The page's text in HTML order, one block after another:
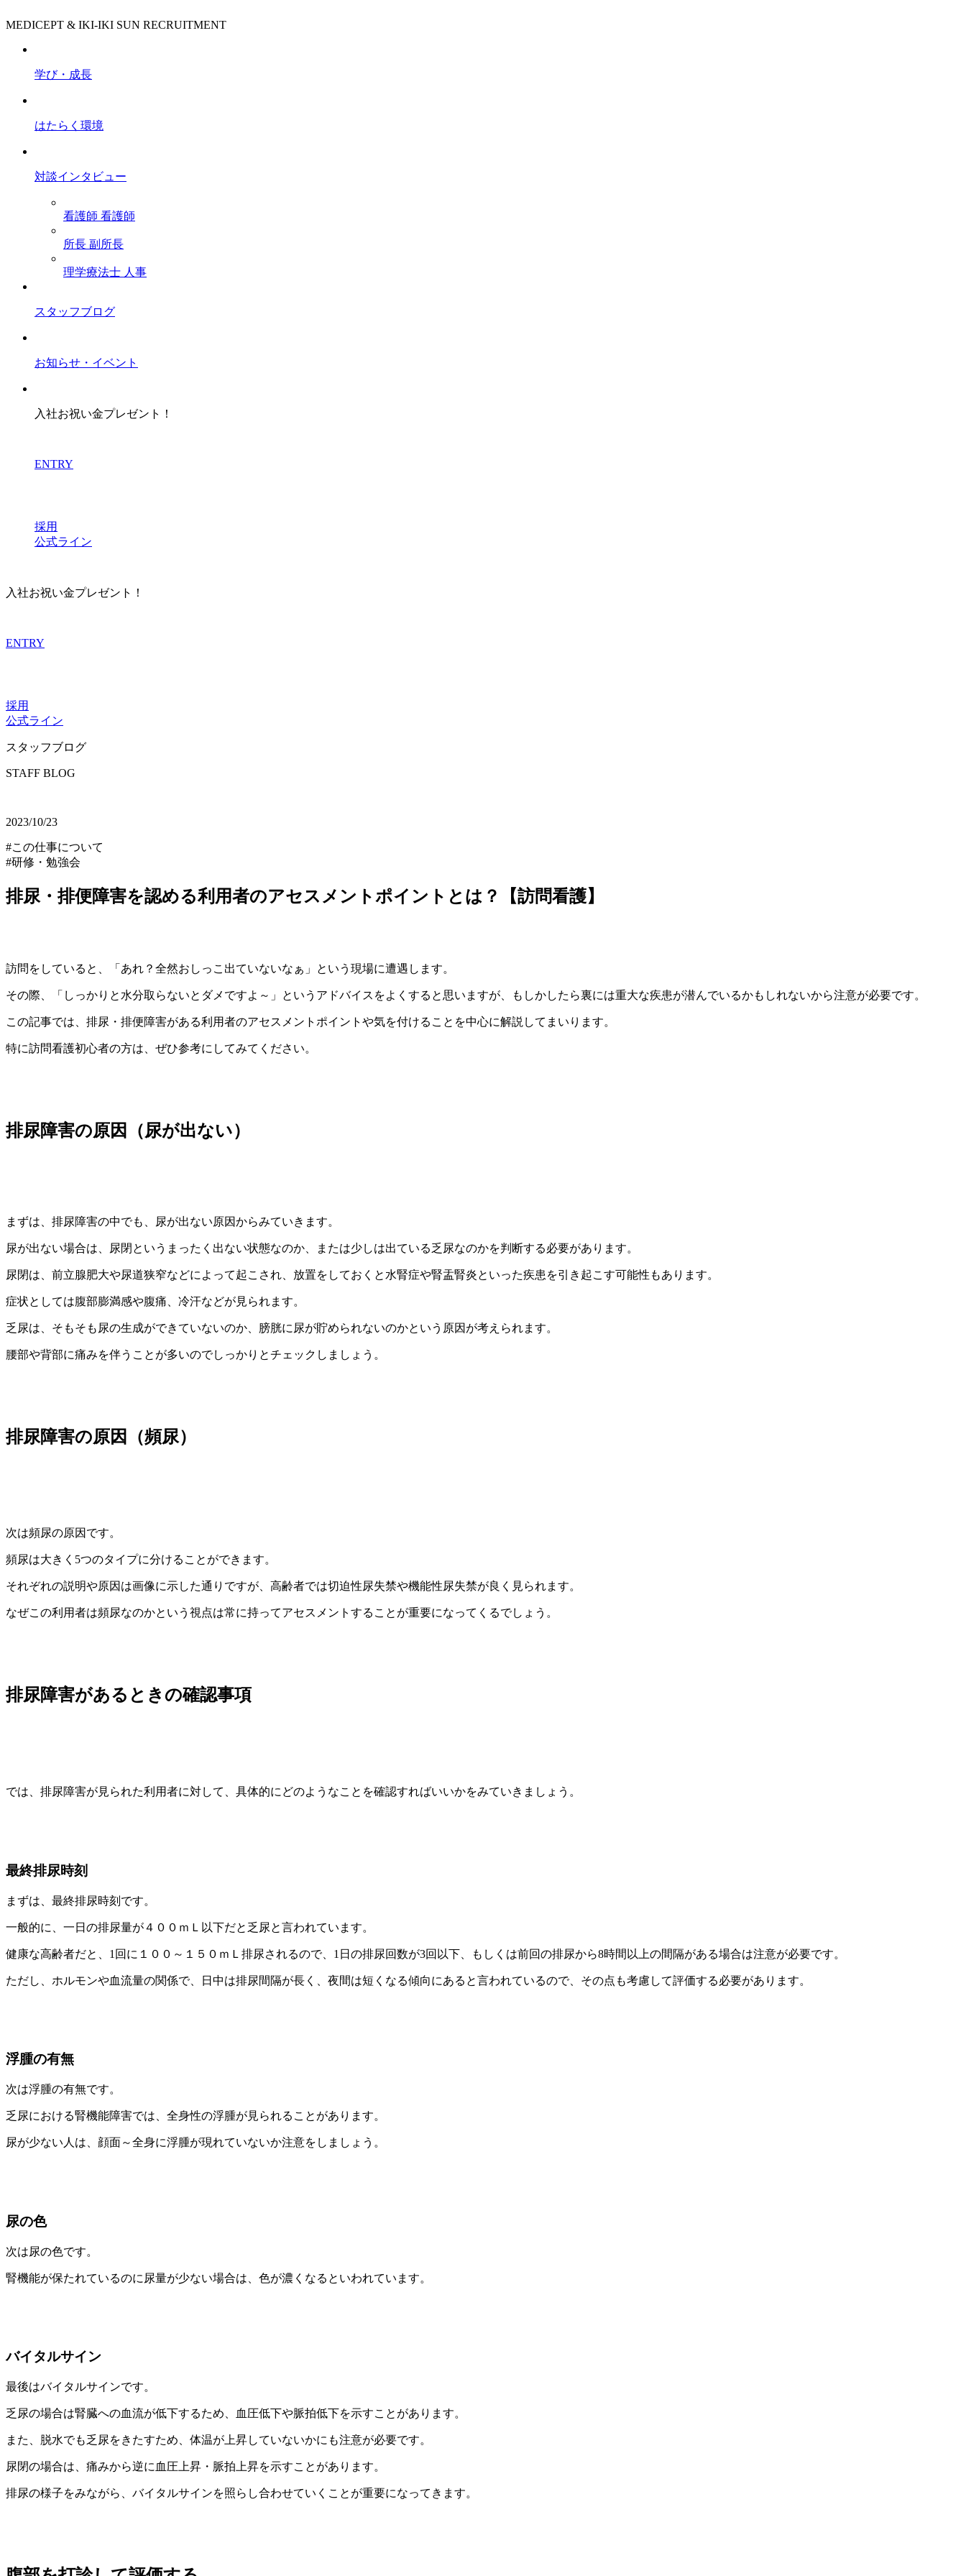
MEDICEPT & IKI-IKI SUN RECRUITMENT
学び・成長
はたらく環境
対談インタビュー
看護師 看護師
所長 副所長
理学療法士 人事
スタッフブログ
お知らせ・イベント
入社お祝い金プレゼント！
ENTRY
採用
公式ライン
入社お祝い金プレゼント！
ENTRY
採用
公式ライン
スタッフブログ
STAFF BLOG
2023/10/23
#この仕事について
#研修・勉強会
排尿・排便障害を認める利用者のアセスメントポイントとは？【訪問看護】
訪問をしていると、「あれ？全然おしっこ出ていないなぁ」という現場に遭遇します。
その際、「しっかりと水分取らないとダメですよ～」というアドバイスをよくすると思いますが、もしかしたら裏には重大な疾患が潜んでいるかもしれないから注意が必要です。
この記事では、排尿・排便障害がある利用者のアセスメントポイントや気を付けることを中心に解説してまいります。
特に訪問看護初心者の方は、ぜひ参考にしてみてください。
排尿障害の原因（尿が出ない）
まずは、排尿障害の中でも、尿が出ない原因からみていきます。
尿が出ない場合は、尿閉というまったく出ない状態なのか、または少しは出ている乏尿なのかを判断する必要があります。
尿閉は、前立腺肥大や尿道狭窄などによって起こされ、放置をしておくと水腎症や腎盂腎炎といった疾患を引き起こす可能性もあります。
症状としては腹部膨満感や腹痛、冷汗などが見られます。
乏尿は、そもそも尿の生成ができていないのか、膀胱に尿が貯められないのかという原因が考えられます。
腰部や背部に痛みを伴うことが多いのでしっかりとチェックしましょう。
排尿障害の原因（頻尿）
次は頻尿の原因です。
頻尿は大きく5つのタイプに分けることができます。
それぞれの説明や原因は画像に示した通りですが、高齢者では切迫性尿失禁や機能性尿失禁が良く見られます。
なぜこの利用者は頻尿なのかという視点は常に持ってアセスメントすることが重要になってくるでしょう。
排尿障害があるときの確認事項
では、排尿障害が見られた利用者に対して、具体的にどのようなことを確認すればいいかをみていきましょう。
最終排尿時刻
まずは、最終排尿時刻です。
一般的に、一日の排尿量が４００ｍＬ以下だと乏尿と言われています。
健康な高齢者だと、1回に１００～１５０ｍＬ排尿されるので、1日の排尿回数が3回以下、もしくは前回の排尿から8時間以上の間隔がある場合は注意が必要です。
ただし、ホルモンや血流量の関係で、日中は排尿間隔が長く、夜間は短くなる傾向にあると言われているので、その点も考慮して評価する必要があります。
浮腫の有無
次は浮腫の有無です。
乏尿における腎機能障害では、全身性の浮腫が見られることがあります。
尿が少ない人は、顔面～全身に浮腫が現れていないか注意をしましょう。
尿の色
次は尿の色です。
腎機能が保たれているのに尿量が少ない場合は、色が濃くなるといわれています。
バイタルサイン
最後はバイタルサインです。
乏尿の場合は腎臓への血流が低下するため、血圧低下や脈拍低下を示すことがあります。
また、脱水でも乏尿をきたすため、体温が上昇していないかにも注意が必要です。
尿閉の場合は、痛みから逆に血圧上昇・脈拍上昇を示すことがあります。
排尿の様子をみながら、バイタルサインを照らし合わせていくことが重要になってきます。